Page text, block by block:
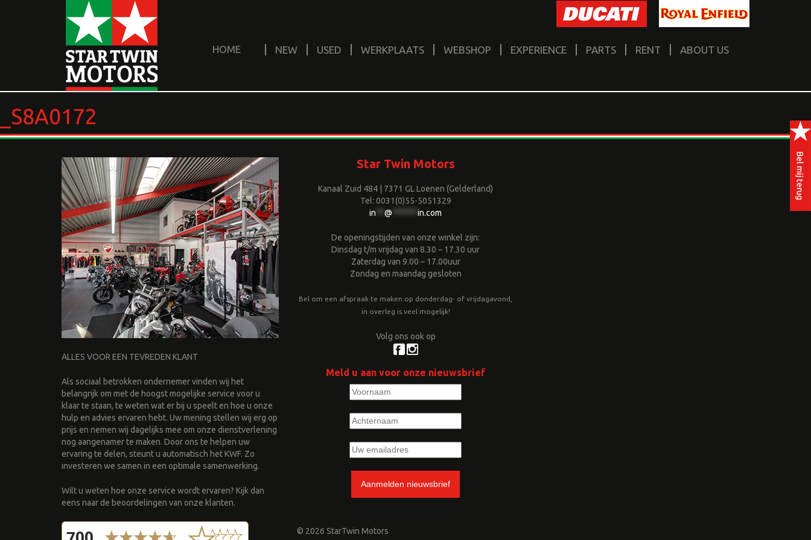
HOME NEW USED WERKPLAATS WEBSHOP EXPERIENCE PARTS RENT ABOUT US
_S8A0172
ALLES VOOR EEN TEVREDEN KLANT
Als sociaal betrokken ondernemer vinden wij het
belangrijk om met de hoogst mogelijke service voor u
klaar te staan, te weten wat er bij u speelt en hoe u onze
hulp en advies ervaren hebt. Uw mening stellen wij erg op
prijs en nemen wij dagelijks mee om onze dienstverlening
nog aangenamer te maken. Door ons te helpen uw
ervaring te delen, steunt u automatisch het KWF. Zo
investeren we samen in een optimale samenwerking.
Wilt u weten hoe onze service wordt ervaren? Kijk dan
eens naar de beoordelingen van onze klanten.
Star Twin Motors
Kanaal Zuid 484 | 7371 GL Loenen (Gelderland)
Tel: 0031(0)55-5051329
in
@ in.com
De openingstijden van onze winkel zijn:
Dinsdag t/m vrijdag van 8.30 – 17.30 uur
Zaterdag van 9.00 – 17.00uur
Zondag en maandag gesloten
Bel om een afspraak te maken op donderdag- of vrijdagavond,
in overleg is veel mogelijk!
Volg ons ook op
Meld u aan voor onze nieuwsbrief
© 2026 StarTwin Motors